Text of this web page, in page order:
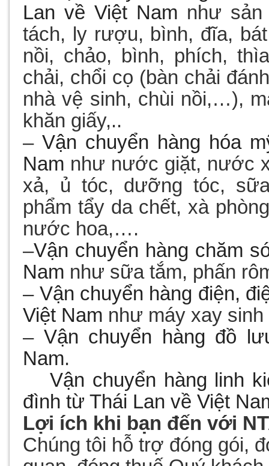
Lan về Việt Nam như sản
tách, ly rượu, bình, đĩa,
nồi, chảo, bình, phích,
chải, chổi cọ (bàn chải
nhà vệ sinh, chùi nồi,…),
khăn giấy,..
–Vận chuyển hàng hóa
Nam như nước giặt, nước
xả, ủ tóc, dưỡng tóc,
phẩm tẩy da chết, xà
nước hoa,….
–Vận chuyển hàng chăm
Nam như sữa tắm, phấn
– Vận chuyển hàng điện,
Việt Nam như máy xay
– Vận chuyển hàng đồ
Nam.
Vận chuyển hàng linh
đình từ Thái Lan về Việt
Lợi ích khi bạn đến với
Chúng tôi hỗ trợ đóng gói,